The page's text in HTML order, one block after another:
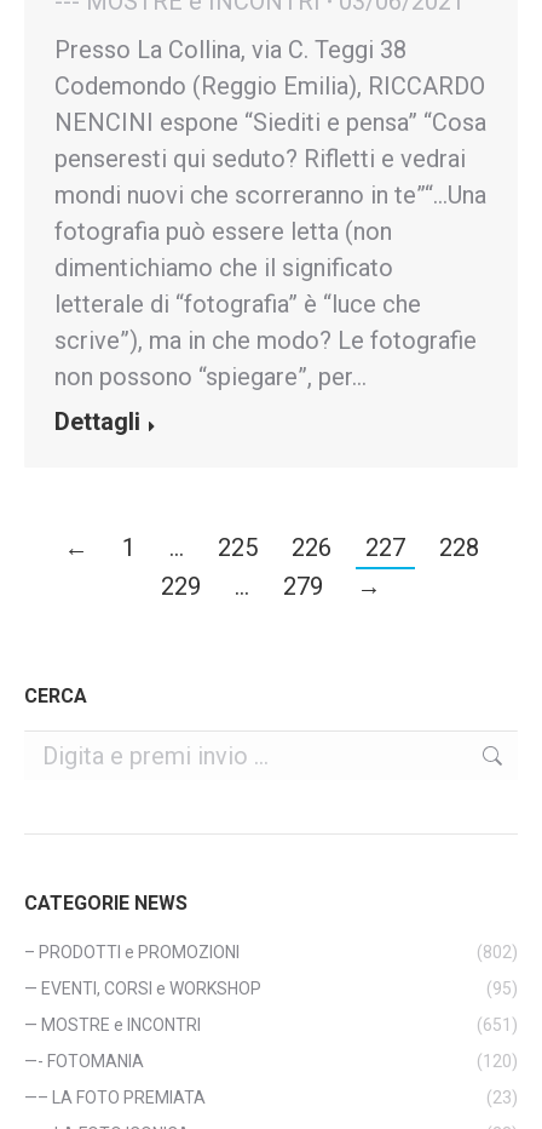
Presso La Collina, via C. Teggi 38
Codemondo (Reggio Emilia), RICCARDO
NENCINI espone “Siediti e pensa” “Cosa
penseresti qui seduto? Rifletti e vedrai
mondi nuovi che scorreranno in te”“…Una
fotografia può essere letta (non
dimentichiamo che il significato
letterale di “fotografia” è “luce che
scrive”), ma in che modo? Le fotografie
non possono “spiegare”, per…
Dettagli
← 1 … 225 226 227
228
229
… 279 →
CERCA
Cerca
CATEGORIE NEWS
– PRODOTTI e PROMOZIONI
(802)
— EVENTI, CORSI e WORKSHOP
(95)
— MOSTRE e INCONTRI
(651)
—- FOTOMANIA
(120)
—– LA FOTO PREMIATA
(23)